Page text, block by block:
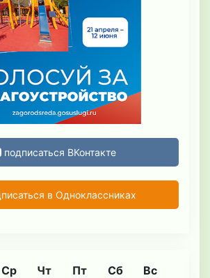
подписаться ВКонтакте
в Одноклассниках
Ср Чт Пт Сб Вс